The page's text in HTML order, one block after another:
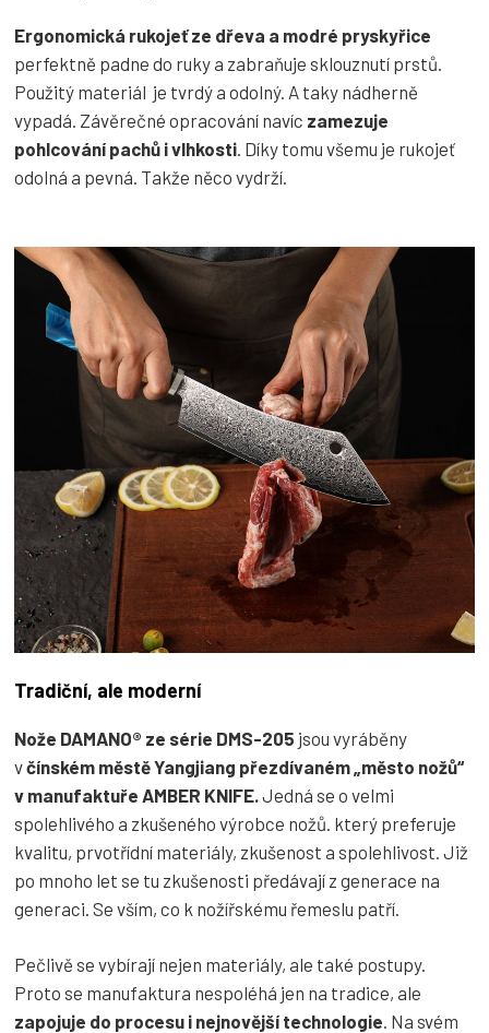
Ergonomická rukojeť ze dřeva a modré pryskyřice
perfektně padne do ruky a zabraňuje sklouznutí prstů.
Použitý materiál je tvrdý a odolný. A taky nádherně
vypadá. Závěrečné opracování navíc zamezuje
pohlcování pachů i vlhkosti . Díky tomu všemu je rukojeť
odolná a pevná. Takže něco vydrží.
Tradiční, ale moderní
Nože DAMANO® ze série DMS-205 jsou vyráběny
včínském městě Yangjiang přezdívaném „město nožů“
v manufaktuře AMBER KNIFE. Jedná se o velmi
spolehlivého a zkušeného výrobce nožů. který preferuje
kvalitu, prvotřídní materiály, zkušenost a spolehlivost. Již
po mnoho let se tu zkušenosti předávají z generace na
generaci. Se vším, co k nožířskému řemeslu patří.
Pečlivě se vybírají nejen materiály, ale také postupy.
Proto se manufaktura nespoléhá jen na tradice, ale
zapojuje do procesu i nejnovější technologie . Na svém